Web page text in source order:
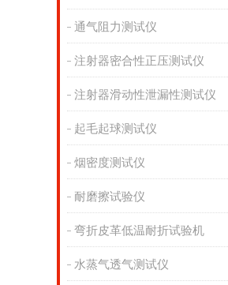
通气阻力测试仪
注射器密合性正压测试仪
注射器滑动性泄漏性测试仪
起毛起球测试仪
烟密度测试仪
耐磨擦试验仪
弯折皮革低温耐折试验机
水蒸气透气测试仪